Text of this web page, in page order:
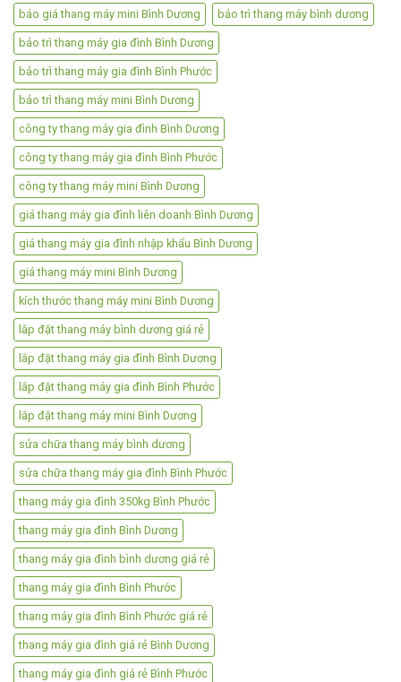
báo giá thang máy mini Bình Dương bảo trì thang máy bình dương
bảo trì thang máy gia đình Bình Dương
bảo trì thang máy gia đình Bình Phước
bảo trì thang máy mini Bình Dương
công ty thang máy gia đình Bình Dương
công ty thang máy gia đình Bình Phước
công ty thang máy mini Bình Dương
giá thang máy gia đình liên doanh Bình Dương
giá thang máy gia đình nhập khẩu Bình Dương
giá thang máy mini Bình Dương
kích thước thang máy mini Bình Dương
lắp đặt thang máy bình dương giá rẻ
lắp đặt thang máy gia đình Bình Dương
lắp đặt thang máy gia đình Bình Phước
lắp đặt thang máy mini Bình Dương
sửa chữa thang máy bình dương
sửa chữa thang máy gia đình Bình Phước
thang máy gia đình 350kg Bình Phước
thang máy gia đình Bình Dương
thang máy gia đình bình dương giá rẻ
thang máy gia đình Bình Phước
thang máy gia đình Bình Phước giá rẻ
thang máy gia đình giá rẻ Bình Dương
thang máy gia đình giá rẻ Bình Phước